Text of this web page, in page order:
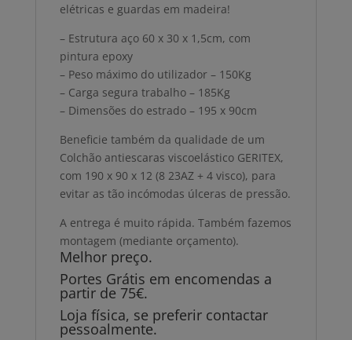
elétricas e guardas em madeira!
– Estrutura aço 60 x 30 x 1,5cm, com
pintura epoxy
– Peso máximo do utilizador – 150Kg
– Carga segura trabalho – 185Kg
– Dimensões do estrado – 195 x 90cm
Beneficie também da qualidade de um
Colchão antiescaras viscoelástico GERITEX,
com 190 x 90 x 12 (8 23AZ + 4 visco), para
evitar as tão incómodas úlceras de pressão.
A entrega é muito rápida. Também fazemos
montagem (mediante orçamento).
Melhor preço.
Portes Grátis em encomendas a
partir de 75€.
Loja física, se preferir contactar
pessoalmente.